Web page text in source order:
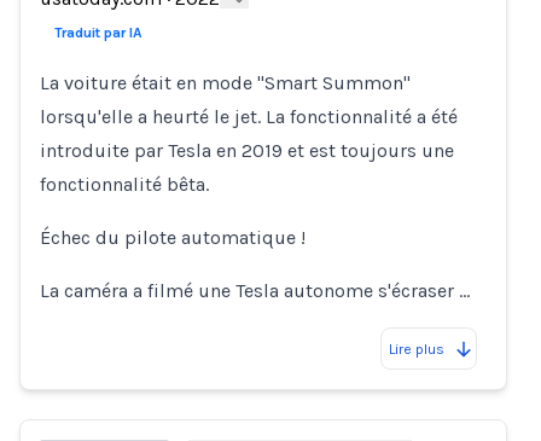
Traduit par IA
La voiture était en mode "Smart Summon"
lorsqu'elle a heurté le jet. La fonctionnalité a été
introduite par Tesla en 2019 et est toujours une
fonctionnalité bêta.
Échec du pilote automatique !
La caméra a filmé une Tesla autonome s'écraser …
Lire plus